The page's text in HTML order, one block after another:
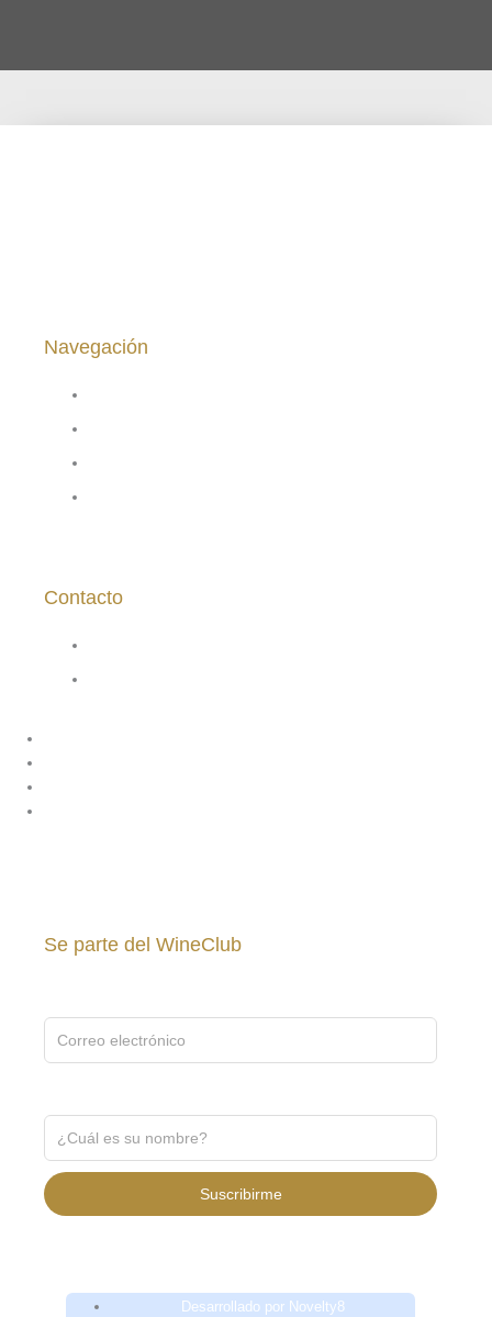
Navegación
Contacto
Se parte del WineClub
Suscribirme
Desarrollado por Novelty8